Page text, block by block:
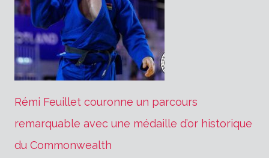
Rémi Feuillet couronne un parcours
remarquable avec une médaille d’or historique
du Commonwealth